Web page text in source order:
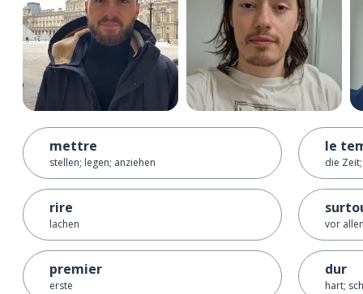
mettre
stellen; legen; anziehen
rire
lachen
premier
erste
le
die
vor
dur
hart;